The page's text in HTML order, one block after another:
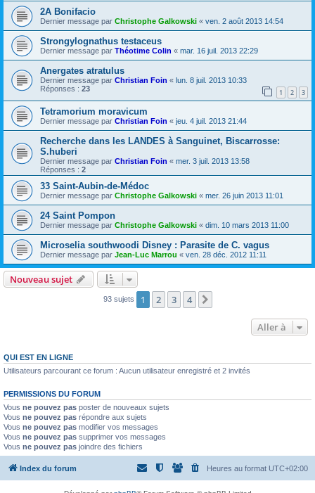
2A Bonifacio
Dernier message par Christophe Galkowski « ven. 2 août 2013 14:54
Strongylognathus testaceus
Dernier message par Théotime Colin « mar. 16 juil. 2013 22:29
Anergates atratulus
Dernier message par Christian Foin « lun. 8 juil. 2013 10:33
Réponses : 23 1 2 3
Tetramorium moravicum
Dernier message par Christian Foin « jeu. 4 juil. 2013 21:44
Recherche dans les LANDES à Sanguinet, Biscarrosse:
S.huberi
Dernier message par Christian Foin « mer. 3 juil. 2013 13:58
Réponses : 2
33 Saint-Aubin-de-Médoc
Dernier message par Christophe Galkowski « mer. 26 juin 2013 11:01
24 Saint Pompon
Dernier message par Christophe Galkowski « dim. 10 mars 2013 11:00
Microselia southwoodi Disney : Parasite de C. vagus
Dernier message par Jean-Luc Marrou « ven. 28 déc. 2012 11:11
Nouveau sujet
93 sujets 1 2 3 4
Aller à
QUI EST EN LIGNE
Utilisateurs parcourant ce forum : Aucun utilisateur enregistré et 2 invités
PERMISSIONS DU FORUM
Vous ne pouvez pas poster de nouveaux sujets
Vous ne pouvez pas répondre aux sujets
Vous ne pouvez pas modifier vos messages
Vous ne pouvez pas supprimer vos messages
Vous ne pouvez pas joindre des fichiers
Index du forum Heures au format UTC+02:00